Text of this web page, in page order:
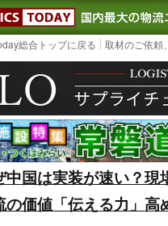
LOGISTICS
総合トップに戻る 取材のご依頼
中国は実装が速い？現
の価値「伝える力」高